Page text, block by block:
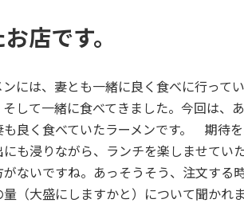
店です。
には、妻とも一緒に良く食べに行って
して一緒に食べてきました。今回は、
良く食べていたラーメンです。 期待
も浸りながら、ランチを楽しませて
ないですね。あっそうそう、注文する
（大盛にしますかと）について聞かれ